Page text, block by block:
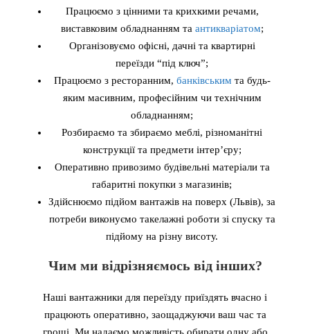
Працюємо з цінними та крихкими речами,
виставковим обладнанням та антикваріатом;
Організовуємо офісні, дачні та квартирні
переїзди “під ключ”;
Працюємо з ресторанним, банківським та будь-
яким масивним, професійним чи технічним
обладнанням;
Розбираємо та збираємо меблі, різноманітні
конструкції та предмети інтер’єру;
Оперативно привозимо будівельні матеріалита
габаритні покупки з магазинів;
Здійснюємо підйом вантажів на поверх (Львів), за
потреби виконуємо такелажні роботи зі спуску та
підйому на різну висоту.
Чим ми відрізняємось від інших?
Наші вантажники для переїзду приїздять вчасно і
працюють оперативно, заощаджуючи ваш час та